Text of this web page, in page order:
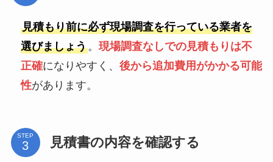
見積もり前に必ず現場調査を行っている業者を
選びましょう。 現場調査なしでの見積もりは不
正確になりやすく、 後から追加費用がかかる可能
性があります。
STEP 見積書の内容を確認する